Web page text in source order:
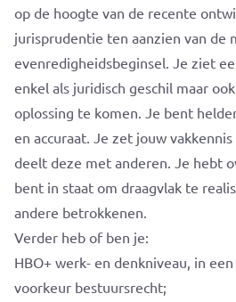
op de hoogte van de recente
jurisprudentie ten aanzien van de
evenredigheidsbeginsel. Je ziet
enkel als juridisch geschil maar
oplossing te komen. Je bent
en accuraat. Je zet jouw
deelt deze met anderen. Je hebt
bent in staat om draagvlak te
andere betrokkenen.
Verder heb of ben je:
HBO+ werk- en denkniveau, in
voorkeur bestuursrecht;